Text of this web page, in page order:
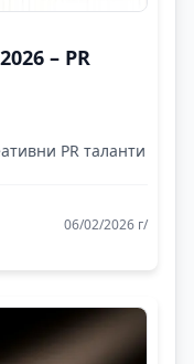
– PR
PR таланти
06/02/2026 г/